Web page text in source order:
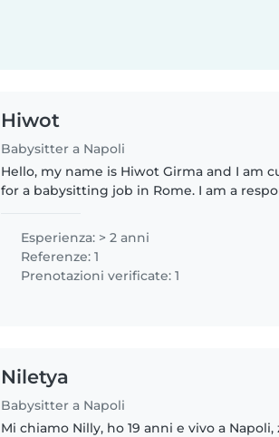
Hiwot
Babysitter a Napoli
Hello, my name is Hiwot Girma and I am
for a babysitting job in Rome. I am a
children...
Esperienza: > 2 anni
Referenze: 1
Prenotazioni verificate: 1
Niletya
Babysitter a Napoli
Mi chiamo Nilly, ho 19 anni e vivo a Napoli,